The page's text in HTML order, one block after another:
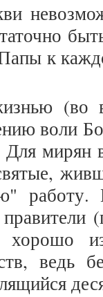
к
(во
воли
Для мирян
работу.
ведь